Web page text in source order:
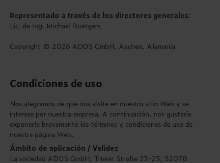
Representado a través de los directores generales:
Lic. de Ing. Michael Ruetgers
Copyright © 2026 ADOS GmbH, Aachen, Alemanía
Condiciones de uso
Nos alegramos de que nos visite en nuestro sitio Web y se
interese por nuestra empresa. A continuación, nos gustaría
exponerle brevemente los términos y condiciones de uso de
nuestra página Web.
Ámbito de aplicación / Validez
La sociedad ADOS GmbH, Trierer Straße 23-25, 52078